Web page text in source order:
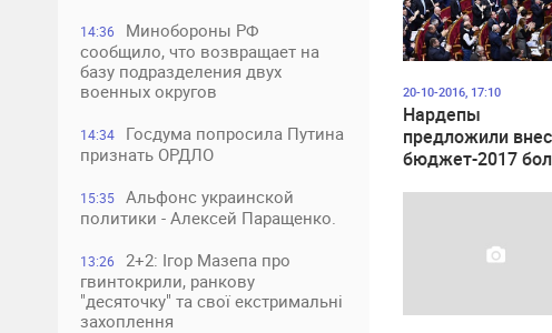
14:36
Минобороны РФ
сообщило, что возвращает на
базу подразделения двух
военных округов
14:34
Госдума попросила Путина
признать ОРДЛО
15:35
Альфонс украинской
политики - Алексей Паращенко.
13:26
2+2: Ігор Мазепа про
гвинтокрили, ранкову
"десяточку" та свої екстримальні
захоплення
20-10-2016, 17:10
Нардепы
предложили
бюджет-2017